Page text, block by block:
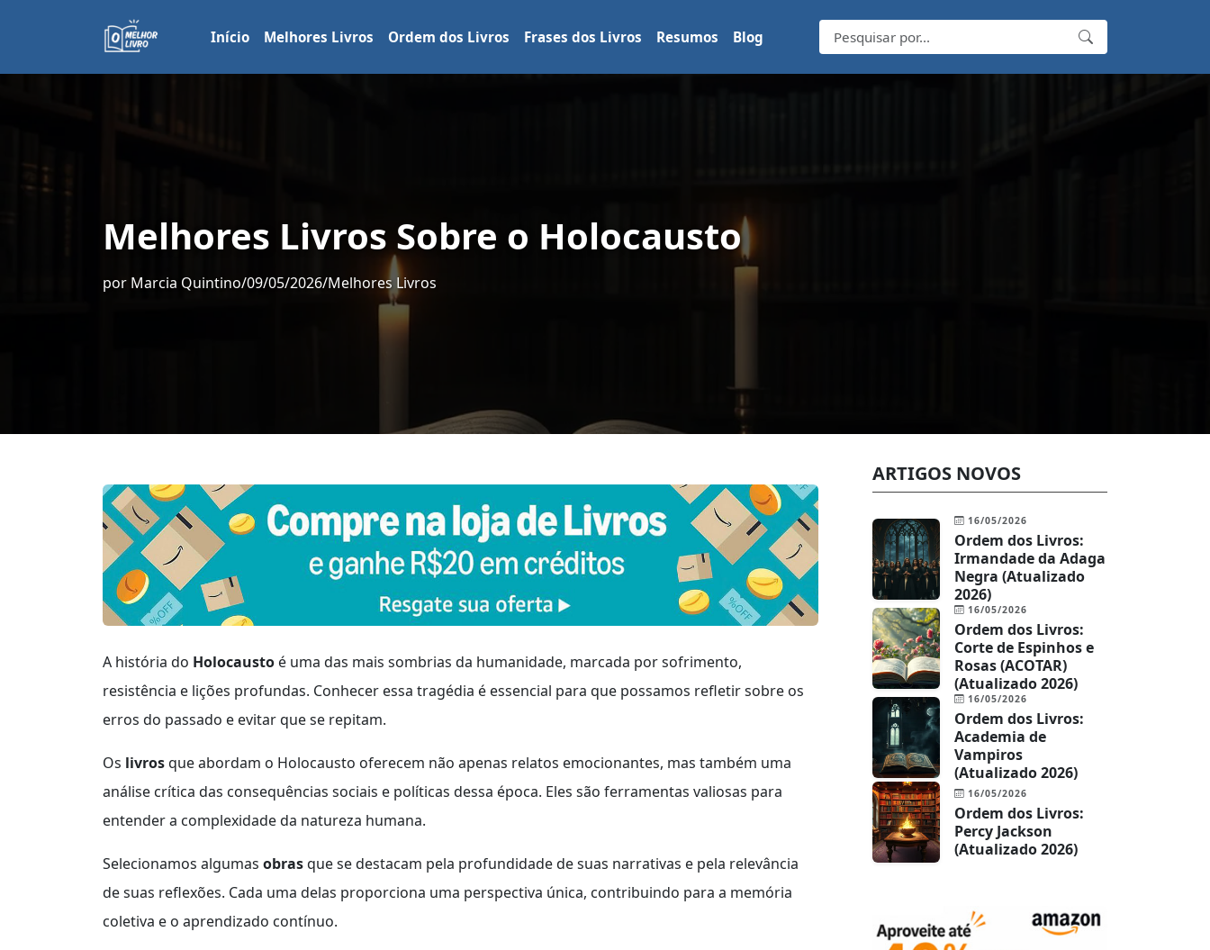
Início Melhores Livros Ordem dos Livros Frases dos Livros Resumos Blog
Melhores Livros Sobre o Holocausto
por Marcia Quintino/09/05/2026/Melhores Livros
A história do Holocausto é uma das mais sombrias da humanidade, marcada por sofrimento,
resistência e lições profundas. Conhecer essa tragédia é essencial para que possamos refletir sobre os
erros do passado e evitar que se repitam.
Os livrosque abordam o Holocausto oferecem não apenas relatos emocionantes, mas também uma
análise crítica das consequências sociais e políticas dessa época. Eles são ferramentas valiosas para
entender a complexidade da natureza humana.
Selecionamos algumas obrasque se destacam pela profundidade de suas narrativas e pela relevância
de suas reflexões. Cada uma delas proporciona uma perspectiva única, contribuindo para a memória
coletiva e o aprendizado contínuo.
ARTIGOS NOVOS
16/05/2026
Ordem dos Livros:
Irmandade da Adaga
Negra (Atualizado
2026)
16/05/2026
Ordem dos Livros:
Corte de Espinhos e
Rosas (ACOTAR)
(Atualizado 2026)
16/05/2026
Ordem dos Livros:
Academia de
Vampiros
(Atualizado 2026)
16/05/2026
Ordem dos Livros:
Percy Jackson
(Atualizado 2026)